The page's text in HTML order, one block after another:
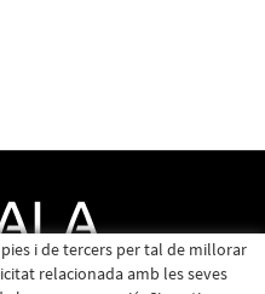
i de tercers per tal de millorar
relacionada amb les seves